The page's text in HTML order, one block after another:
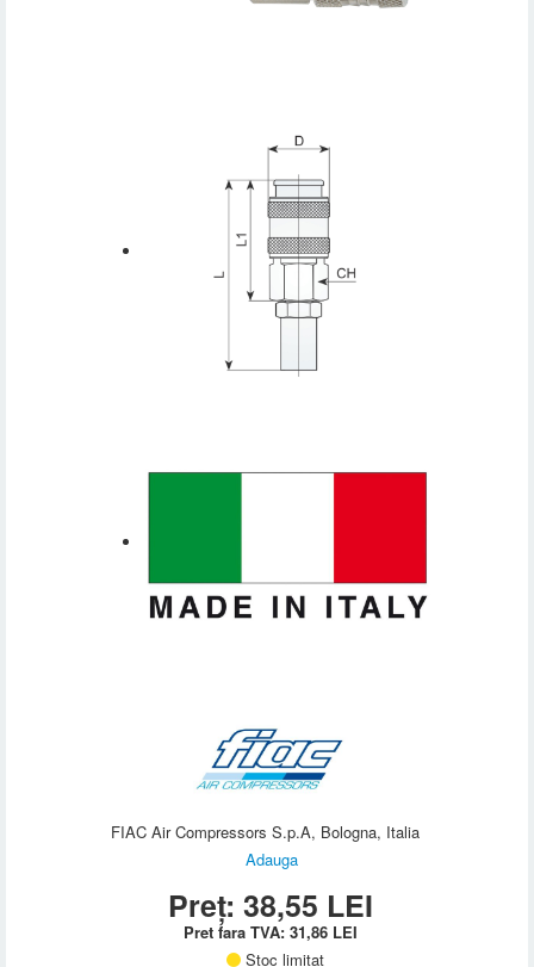
FIAC Air Compressors S.p.A, Bologna, Italia
Adauga
Preț: 38,55 LEI
Pret fara TVA: 31,86 LEI
Stoc limitat